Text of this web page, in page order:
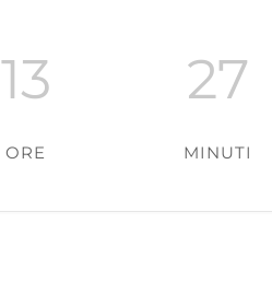
13
ORE
27
MINUTI